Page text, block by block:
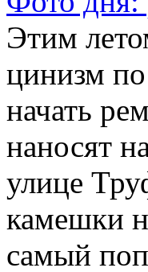
Этим
цинизм
начать
наносят
улице
камешки
самый